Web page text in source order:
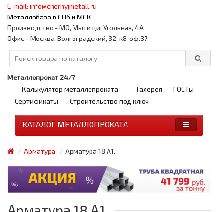
E-mail: info@chernyjmetall.ru
Металлобаза в СПб и МСК
Производство - МО, Мытищи, Угольная, 4А
Офис - Москва, Волгоградский, 32, к8, оф.37
Металлопрокат 24/7
Калькулятор металлопроката
Галерея
ГОСТы
Сертификаты
Строительство под ключ
КАТАЛОГ МЕТАЛЛОПРОКАТА
Арматура Арматура 18 А1.